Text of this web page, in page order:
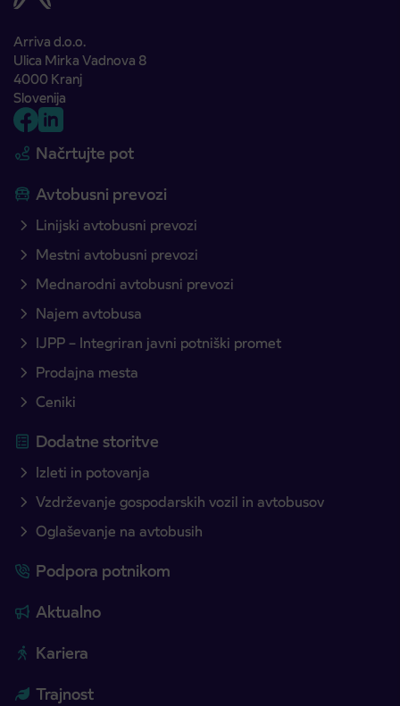
Arriva d.o.o.
Ulica Mirka Vadnova 8
4000 Kranj
Slovenija
Načrtujte pot
Avtobusni prevozi
Linijski avtobusni prevozi
Mestni avtobusni prevozi
Mednarodni avtobusni prevozi
Najem avtobusa
IJPP – Integriran javni potniški promet
Prodajna mesta
Ceniki
Dodatne storitve
Izleti in potovanja
Vzdrževanje gospodarskih vozil in avtobusov
Oglaševanje na avtobusih
Podpora potnikom
Aktualno
Kariera
Trajnost